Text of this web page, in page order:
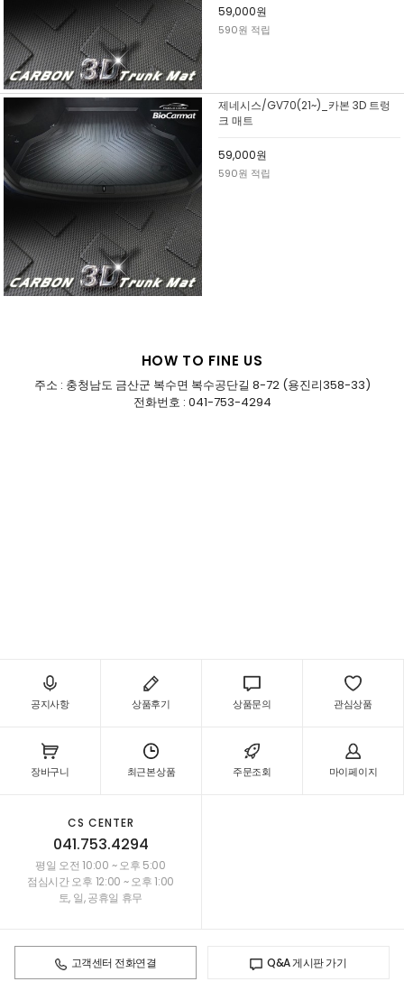
59,000원
590원 적립
제네시스/GV70(21~)_카본 3D 트렁
크 매트
59,000원
590원 적립
HOW TO FINE US
주소 : 충청남도 금산군 복수면 복수공단길 8-72 (용진리358-33)
전화번호 : 041-753-4294
공지사항 상품후기 상품문의 관심상품
장바구니 최근본상품 주문조회 마이페이지
CS CENTER
041.753.4294
평일 오전 10:00 ~ 오후 5:00
점심시간 오후 12:00 ~ 오후 1:00
토, 일, 공휴일 휴무
고객센터 전화연결 Q&A 게시판 가기